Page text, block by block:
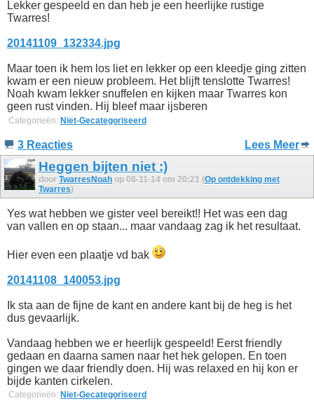
Lekker gespeeld en dan heb je een heerlijke rustige
Twarres!
20141109_132334.jpg
Maar toen ik hem los liet en lekker op een kleedje ging zitten
kwam er een nieuw probleem. Het blijft tenslotte Twarres!
Noah kwam lekker snuffelen en kijken maar Twarres kon
geen rust vinden. Hij bleef maar ijsberen
Categorieën: Niet-Gecategoriseerd
3 Reacties Lees Meer
Heggen bijten niet :)
door TwarresNoah op 08-11-14 om 20:21 (Op ontdekking met
Twarres)
Yes wat hebben we gister veel bereikt!! Het was een dag
van vallen en op staan... maar vandaag zag ik het resultaat.
Hier even een plaatje vd bak
20141108_140053.jpg
Ik sta aan de fijne de kant en andere kant bij de heg is het
dus gevaarlijk.
Vandaag hebben we er heerlijk gespeeld! Eerst friendly
gedaan en daarna samen naar het hek gelopen. En toen
gingen we daar friendly doen. Hij was relaxed en hij kon er
bijde kanten cirkelen.
Categorieën: Niet-Gecategoriseerd